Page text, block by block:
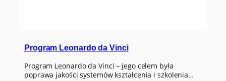
Program Leonardo da Vinci
Program Leonardo da Vinci – jego celem była
poprawa jakości systemów kształcenia i szkolenia…